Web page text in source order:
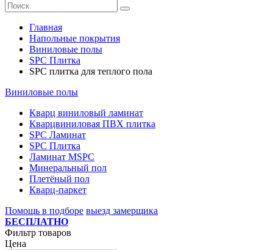
Главная
Напольные покрытия
Виниловые полы
SPC Плитка
SPC плитка для теплого пола
Виниловые полы
Кварц виниловый ламинат
Кварцвиниловая ПВХ плитка
SPC Ламинат
SPC Плитка
Ламинат MSPC
Минеральный пол
Плетёный пол
Кварц-паркет
Помощь в подборе выезд замерщика
БЕСПЛАТНО
Фильтр товаров
Цена